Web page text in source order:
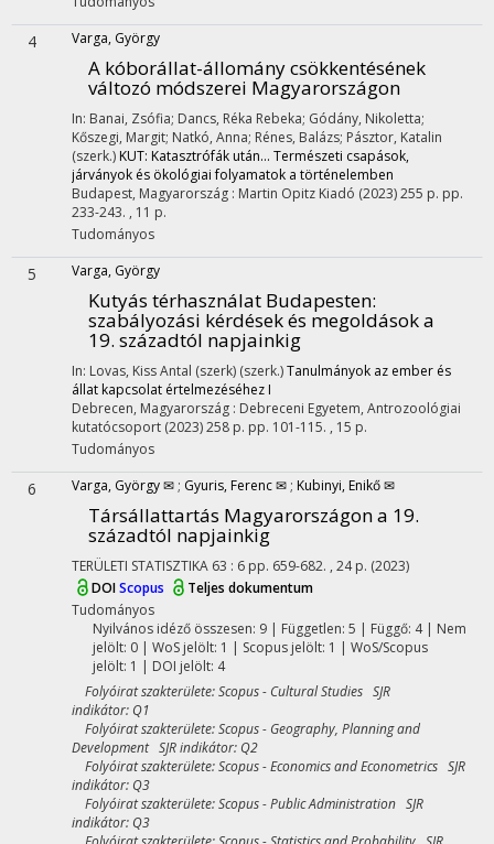
4 Varga, György
A kóborállat-állomány csökkentésének
változó módszerei Magyarországon
In: Banai, Zsófia; Dancs, Réka Rebeka; Gódány, Nikoletta;
Kőszegi, Margit; Natkó, Anna; Rénes, Balázs; Pásztor, Katalin
(szerk.) KUT: Katasztrófák után... Természeti csapások,
járványok és ökológiai folyamatok a történelemben
Budapest, Magyarország : Martin Opitz Kiadó (2023)255 p. pp.
233-243. , 11 p.
Tudományos
5 Varga, György
Kutyás térhasználat Budapesten:
szabályozási kérdések és megoldások a
19. századtól napjainkig
In: Lovas, Kiss Antal (szerk) (szerk.)Tanulmányok az ember és
állat kapcsolat értelmezéséhez I
Debrecen, Magyarország : Debreceni Egyetem, Antrozoológiai
kutatócsoport (2023)258 p. pp. 101-115. , 15 p.
Tudományos
6 Varga, György ✉ ; Gyuris, Ferenc ✉ ; Kubinyi, Enikő ✉
Társállattartás Magyarországon a 19.
századtól napjainkig
TERÜLETI STATISZTIKA 63 : 6 pp. 659-682. , 24 p. (2023)
DOIScopus
Teljes dokumentum
Tudományos
Nyilvános idéző összesen: 9| Független: 5 | Függő: 4 | Nem
jelölt: 0 | WoS jelölt: 1 | Scopus jelölt: 1 | WoS/Scopus
jelölt: 1 | DOI jelölt: 4
Folyóirat szakterülete: Scopus - Cultural Studies SJR
indikátor: Q1
Folyóirat szakterülete: Scopus - Geography, Planning and
Development SJR indikátor: Q2
Folyóirat szakterülete: Scopus - Economics and Econometrics SJR
indikátor: Q3
Folyóirat szakterülete: Scopus - Public Administration SJR
indikátor: Q3